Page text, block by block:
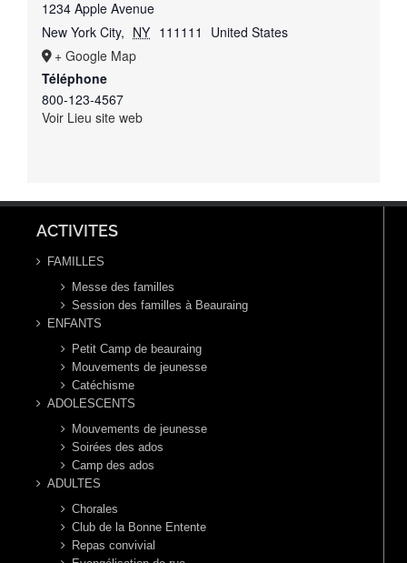
1234 Apple Avenue
New York City, NY 111111
United States
+ Google Map
Téléphone
800-123-4567
Voir Lieu site web
ACTIVITES
FAMILLES
Messe des familles
Session des familles à Beauraing
ENFANTS
Petit Camp de beauraing
Mouvements de jeunesse
Catéchisme
ADOLESCENTS
Mouvements de jeunesse
Soirées des ados
Camp des ados
ADULTES
Chorales
Club de la Bonne Entente
Repas convivial